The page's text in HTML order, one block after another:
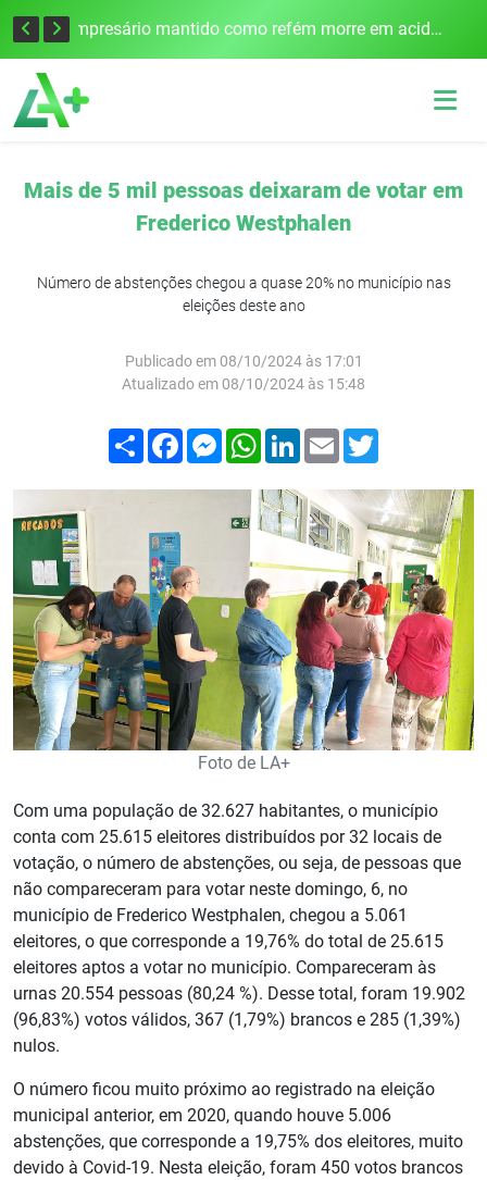
Edital para construção de ponte entre Itapiranga e Barra do Guarita deve ser lançado no segundo semestre Empresário mantido como refém morre em acidente após assalto em Cerro Largo
Mais de 5 mil pessoas deixaram de votar em
Frederico Westphalen
Número de abstenções chegou a quase 20% no município nas
eleições deste ano
Publicado em 08/10/2024 às 17:01
Atualizado em 08/10/2024 às 15:48
Compartilhar
FacebookMessenger
WhatsApp
LinkedIn
Email
Foto de LA+
Com uma população de 32.627 habitantes, o município
conta com 25.615 eleitores distribuídos por 32 locais de
votação, o número de abstenções, ou seja, de pessoas que
não compareceram para votar neste domingo, 6, no
município de Frederico Westphalen, chegou a 5.061
eleitores, o que corresponde a 19,76% do total de 25.615
eleitores aptos a votar no município. Compareceram às
urnas 20.554 pessoas (80,24 %). Desse total, foram 19.902
(96,83%) votos válidos, 367 (1,79%) brancos e 285 (1,39%)
nulos.
O número ficou muito próximo ao registrado na eleição
municipal anterior, em 2020, quando houve 5.006
abstenções, que corresponde a 19,75% dos eleitores, muito
devido à Covid-19. Nesta eleição, foram 450 votos brancos